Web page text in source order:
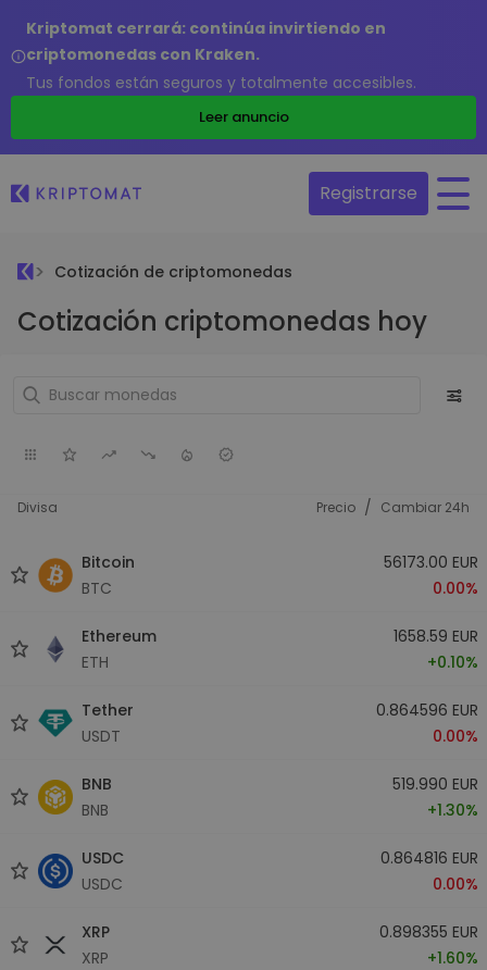
Kriptomat cerrará: continúa invirtiendo en
criptomonedas con Kraken.
Tus fondos están seguros y totalmente accesibles.
Leer anuncio
Registrarse
Cotización de criptomonedas
Cotización criptomonedas hoy
Divisa Precio / Cambiar 24h
Bitcoin
BTC
56173.00 EUR
0.00%
Ethereum
ETH
1658.59 EUR
+0.10%
Tether
USDT
0.864596 EUR
0.00%
BNB
BNB
519.990 EUR
+1.30%
USDC
USDC
0.864816 EUR
0.00%
XRP
XRP
0.898355 EUR
+1.60%